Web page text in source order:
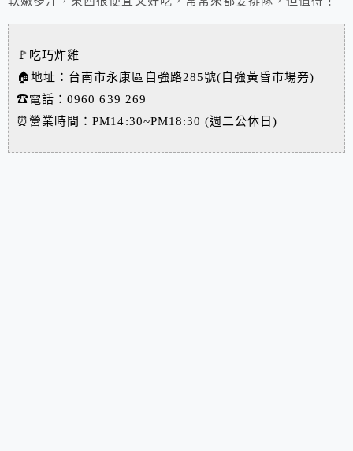
🚩吃巧炸雞
🏠地址：台南市永康區自強路285號(自強黃昏市場旁)
☎電話：0960 639 269
⏰營業時間：PM14:30~PM18:30 (週二公休日)